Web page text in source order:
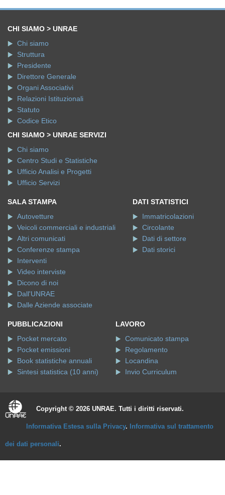
CHI SIAMO > UNRAE
Chi siamo
Struttura
Presidente
Direttore Generale
Organi Associativi
Relazioni Istituzionali
Statuto
Codice Etico
CHI SIAMO > UNRAE SERVIZI
Chi siamo
Centro Studi e Statistiche
Ufficio Analisi e Progetti
Ufficio Servizi
SALA STAMPA
Autovetture
Veicoli commerciali e industriali
Altri comunicati
Conferenze stampa
Interventi
Video interviste
Dicono di noi
Dall'UNRAE
Dalle Aziende associate
DATI STATISTICI
Immatricolazioni
Circolante
Dati di settore
Dati storici
PUBBLICAZIONI
Pocket mercato
Pocket emissioni
Book statistiche annuali
Sintesi statistica (10 anni)
LAVORO
Comunicato stampa
Regolamento
Locandina
Invio Curriculum
Copyright © 2026 UNRAE. Tutti i diritti riservati.
Informativa Estesa sulla Privacy. Informativa sul trattamento
dei dati personali.